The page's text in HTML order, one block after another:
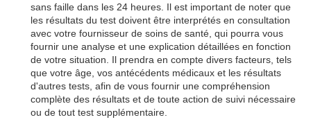
sans faille dans les 24 heures. Il est important de noter que
les résultats du test doivent être interprétés en consultation
avec votre fournisseur de soins de santé, qui pourra vous
fournir une analyse et une explication détaillées en fonction
de votre situation. Il prendra en compte divers facteurs, tels
que votre âge, vos antécédents médicaux et les résultats
d'autres tests, afin de vous fournir une compréhension
complète des résultats et de toute action de suivi nécessaire
ou de tout test supplémentaire.